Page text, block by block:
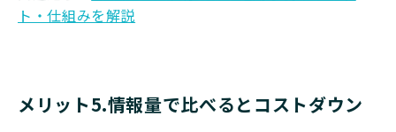
ト・仕組みを解説
メリット5.情報量で比べるとコストダウン